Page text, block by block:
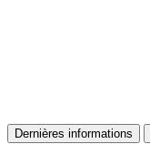
Dernières informations